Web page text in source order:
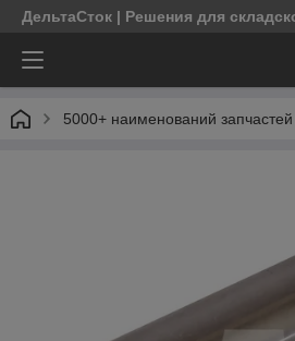
ДельтаСток | Решения для
5000+ наименований